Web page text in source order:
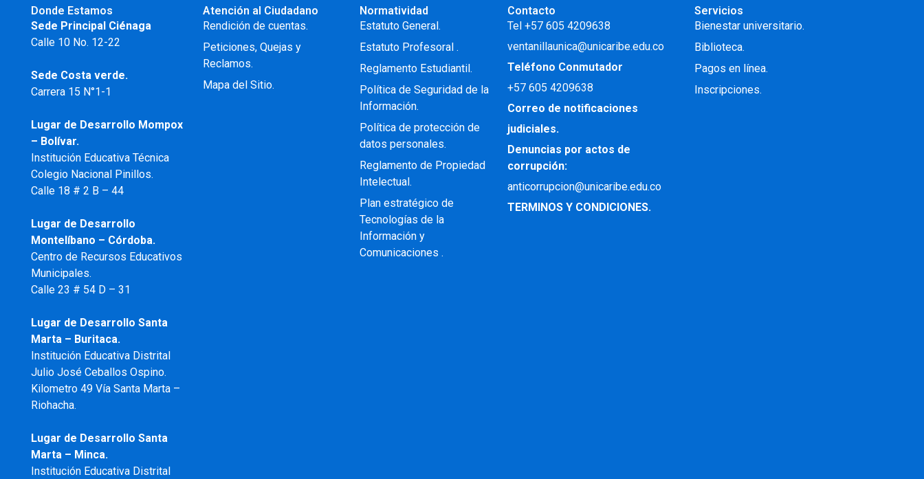
Donde Estamos
Sede Principal Ciénaga
Calle 10 No. 12-22
Sede Costa verde.
Carrera 15 N°1-1
Lugar de Desarrollo Mompox
– Bolívar.
Institución Educativa Técnica
Colegio Nacional Pinillos.
Calle 18 # 2 B – 44
Lugar de Desarrollo
Montelíbano – Córdoba.
Centro de Recursos Educativos
Municipales.
Calle 23 # 54 D – 31
Lugar de Desarrollo Santa
Marta – Buritaca.
Institución Educativa Distrital
Julio José Ceballos Ospino.
Kilometro 49 Vía Santa Marta –
Riohacha.
Lugar de Desarrollo Santa
Marta – Minca.
Institución Educativa Distrital
Atención al Ciudadano
Rendición de cuentas.
Peticiones, Quejas y
Reclamos.
Mapa del Sitio.
Normatividad
Estatuto General.
Estatuto Profesoral .
Reglamento Estudiantil.
Política de Seguridad de la
Información.
Política de protección de
datos personales.
Reglamento de Propiedad
Intelectual .
Plan estratégico de
Tecnologías de la
Información y
Comunicaciones .
Contacto
Tel +57 605 4209638
ventanillaunica@unicaribe.edu.co
Teléfono Conmutador
+57605 4209638
Correo de notificaciones
judiciales.
Denuncias por actos de
corrupción:
anticorrupcion@unicaribe.edu.co
TERMINOS Y CONDICIONES.
Servicios
Bienestar universitario.
Biblioteca.
Pagos en línea.
Inscripciones.